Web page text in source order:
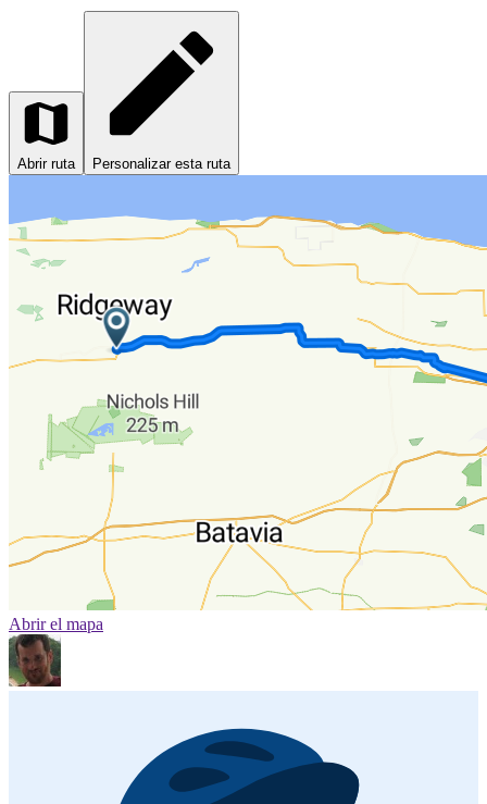
Abrir ruta Personalizar esta ruta
Abrir el mapa